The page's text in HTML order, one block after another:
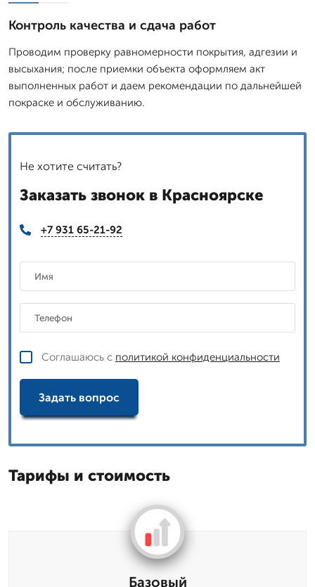
Контроль качества и сдача работ
Проводим проверку равномерности покрытия, адгезии и
высыхания; после приемки объекта оформляем акт
выполненных работ и даем рекомендации по дальнейшей
покраске и обслуживанию.
Не хотите считать?
Заказать звонок в Красноярске
+7 931 65-21-92
Соглашаюсь с политикой конфиденциальности
Задать вопрос
Тарифы и стоимость
Базовый